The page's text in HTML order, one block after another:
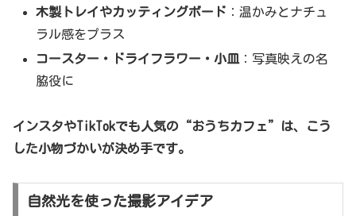
木製トレイやカッティングボード ：温かみとナチュ
ラル感をプラス
コースター・ドライフラワー・小皿：写真映えの名
脇役に
インスタやTikTokでも人気の“おうちカフェ”は、こう
した小物づかいが決め手です。
自然光を使った撮影アイデア